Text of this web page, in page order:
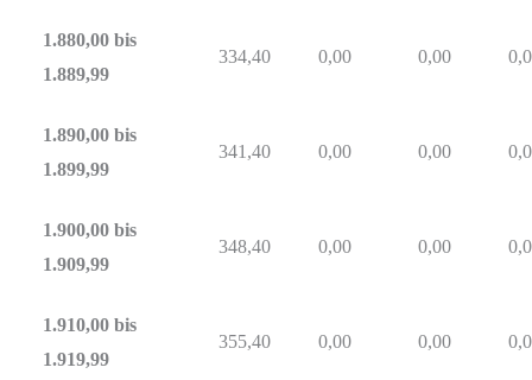
1.880,00 bis
1.889,99
334,40 0,00 0,00
1.890,00 bis
1.899,99
341,40 0,00 0,00
1.900,00 bis
1.909,99
348,40 0,00 0,00
1.910,00 bis
1.919,99
355,40 0,00 0,00